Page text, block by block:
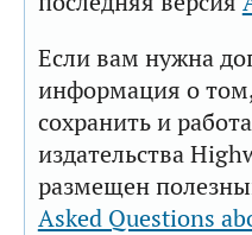
Если вам нужна
информация о том,
сохранить и
издательства
размещен
Asked Questions